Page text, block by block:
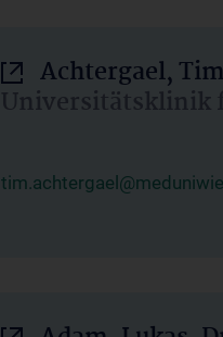
Achtergael,
Universitätsklinik